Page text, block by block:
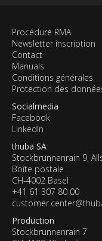
Procédure RMA
Newsletter inscription
Contact
Manuals
Conditions générales
Protection des
Socialmedia
Facebook
LinkedIn
thuba SA
Stockbrunnenrain 9,
Boîte postale
CH-4002 Basel
+41 61 307 80 00
Production
Stockbrunnenrain 7